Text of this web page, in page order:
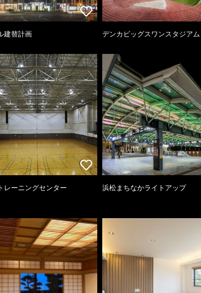
建替計画 デンカビッグスワンスタジアム
レーニングセンター 浜松まちなかライトアップ